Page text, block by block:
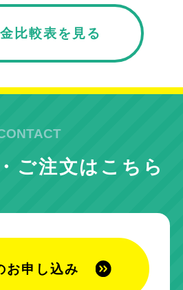
比較表を見る
ご注文はこちら
お申し込み